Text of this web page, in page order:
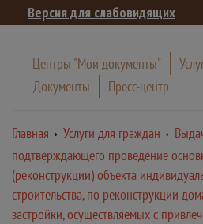
Версия для слабовидящих
Центры "Мои документы"
Документы
Пресс-центр
Главная Услуги для граждан
подтверждающего проведение
(реконструкции) объекта
строительства, по реконструкции
застройки, осуществляемых с